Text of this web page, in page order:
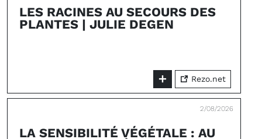
LES RACINES AU SECOURS DES
PLANTES | JULIE DEGEN
Rezo.net
2/08/2026
LA SENSIBILITÉ VÉGÉTALE : AU